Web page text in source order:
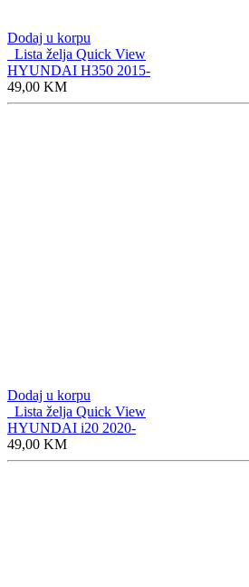
Dodaj u korpu
Lista želja Quick View
HYUNDAI H350 2015-
49,00 KM
Dodaj u korpu
Lista želja Quick View
HYUNDAI i20 2020-
49,00 KM